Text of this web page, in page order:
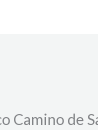
Camino de